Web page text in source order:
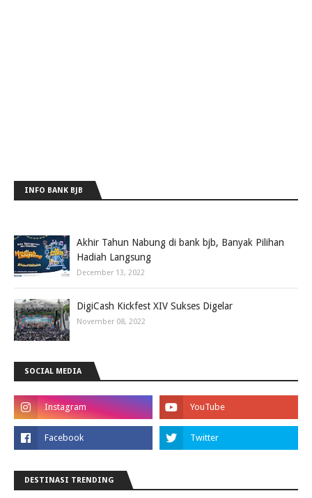
INFO BANK BJB
Akhir Tahun Nabung di bank bjb, Banyak Pilihan
Hadiah Langsung
December 13, 2022
DigiCash Kickfest XIV Sukses Digelar
November 08, 2022
SOCIAL MEDIA
DESTINASI TRENDING